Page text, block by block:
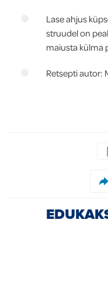
Lase ahjus
struudel on
maiusta külma
Retsepti autor: